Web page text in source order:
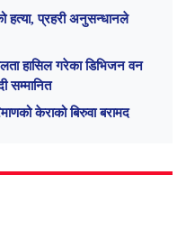
हत्या, प्रहरी अनुसन्धानले
हासिल गरेका डिभिजन वन
सम्मानित
केराको बिरुवा बरामद